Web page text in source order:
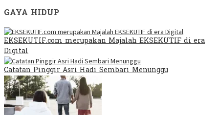
GAYA HIDUP
EKSEKUTIF.com merupakan Majalah EKSEKUTIF di era
Digital
Catatan Pinggir Asri Hadi Sembari Menunggu